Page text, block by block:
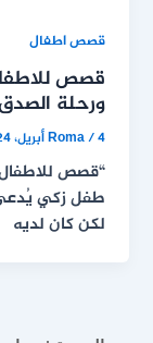
قصص اطفال
قصص
ورحلة
Roma/4 أبريل، 2024
“قصص
طفل زكي يُدعى
لكن كان لديه